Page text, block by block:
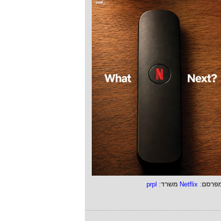
:
Netflix משרד:
prpl